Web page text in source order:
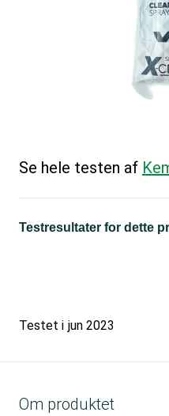
Se hele testen af
Testresultater for dette
Testet i jun 2023
Om produktet